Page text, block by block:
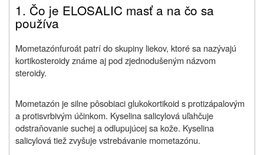
1. Čo je ELOSALIC masť a na čo sa
používa
Mometazónfuroát patrí do skupiny liekov, ktoré sa nazývajú
kortikosteroidy známe aj pod zjednodušeným názvom
steroidy.
Mometazón je silne pôsobiaci glukokortikoid s protizápalovým
a protisvrbivým účinkom. Kyselina salicylová uľahčuje
odstraňovanie suchej a odlupujúcej sa kože. Kyselina
salicylová tiež zvyšuje vstrebávanie mometazónu.